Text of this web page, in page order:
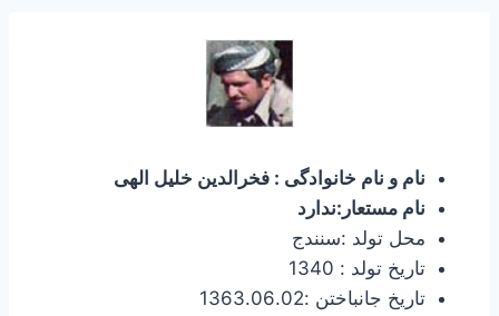
نام و نام خانوادگی : فخرالدین خلیل الهی
نام مستعار:ندارد
محل تولد :سنندج
تاریخ تولد : 1340
تاریخ جانباختن :1363.06.02